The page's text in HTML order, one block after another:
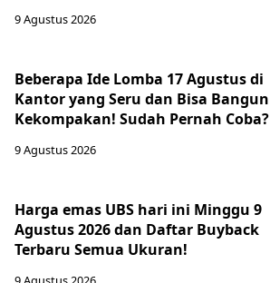
9 Agustus 2026
Beberapa Ide Lomba 17 Agustus di
Kantor yang Seru dan Bisa Bangun
Kekompakan! Sudah Pernah Coba?
9 Agustus 2026
Harga emas UBS hari ini Minggu 9
Agustus 2026 dan Daftar Buyback
Terbaru Semua Ukuran!